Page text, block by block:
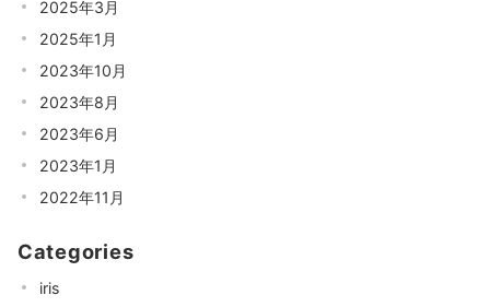
2025年3月
2025年1月
2023年10月
2023年8月
2023年6月
2023年1月
2022年11月
Categories
iris